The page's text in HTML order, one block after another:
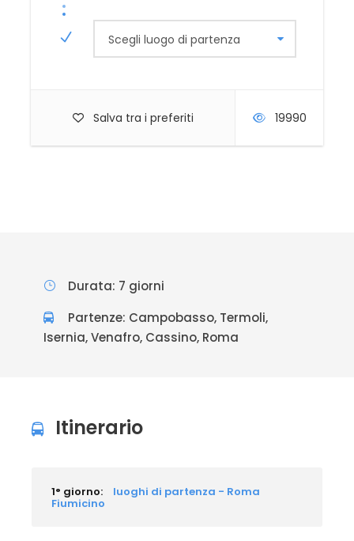
Scegli luogo di partenza
Salva tra i preferiti 19990
Durata: 7 giorni
Partenze: Campobasso, Termoli,
Isernia, Venafro, Cassino, Roma
Itinerario
1° giorno: luoghi di partenza - Roma
Fiumicino